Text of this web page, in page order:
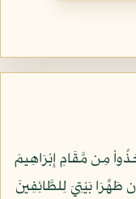
مِن مَّقَامِ إِبْرَاهِيمَ
طَهِّرَا بَيْتِيَ لِلطَّائِفِينَ